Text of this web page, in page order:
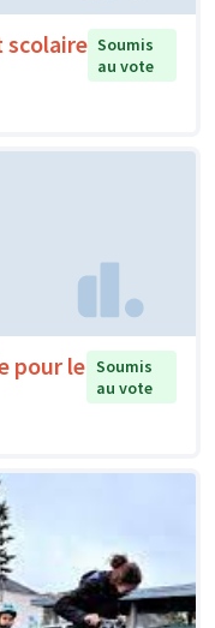
scolaire Soumis
au vote
pour le Soumis
au vote